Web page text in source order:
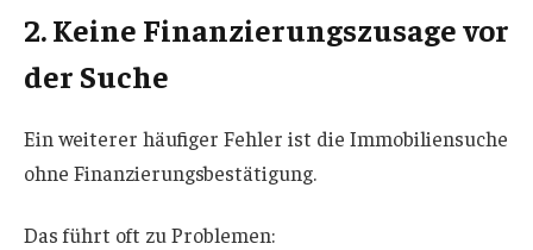
2. Keine Finanzierungszusage vor
der Suche
Ein weiterer häufiger Fehler ist die Immobiliensuche
ohne Finanzierungsbestätigung.
Das führt oft zu Problemen: